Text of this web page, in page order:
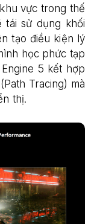
vực trong thế
tái sử dụng khối
tạo điều kiện lý
học phức tạp
5 kết hợp
Tracing) mà
thị.